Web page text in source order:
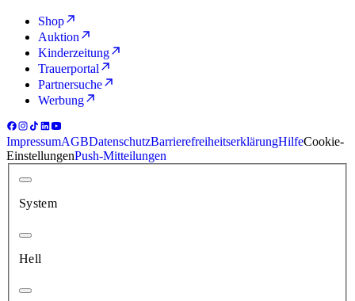
Shop
Auktion
Kinderzeitung
Trauerportal
Partnersuche
Werbung
ImpressumAGBDatenschutzBarrierefreiheitserklärungHilfeCookie-
EinstellungenPush-Mitteilungen
System
Hell